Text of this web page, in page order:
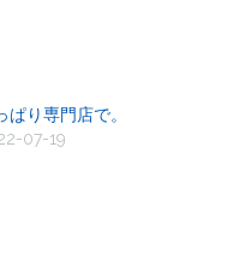
ぱり専門店で。
07-19